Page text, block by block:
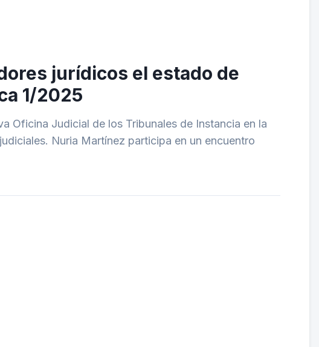
jurídicos el estado de
1/2025
Oficina Judicial de los Tribunales de Instancia en la
Nuria Martínez participa en un encuentro